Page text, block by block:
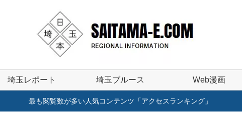
埼玉レポート 埼玉ブルース Web漫画
最も閲覧数が多い人気コンテンツ「アクセスランキング」